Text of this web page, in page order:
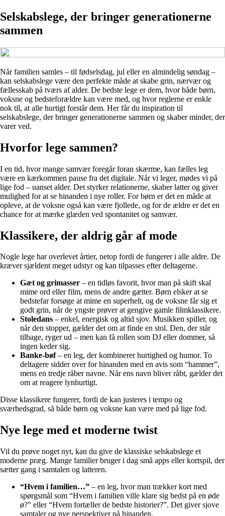
Selskabslege, der bringer generationerne
sammen
Når familien samles – til fødselsdag, jul eller en almindelig søndag –
kan selskabslege være den perfekte måde at skabe grin, nærvær og
fællesskab på tværs af alder. De bedste lege er dem, hvor både børn,
voksne og bedsteforældre kan være med, og hvor reglerne er enkle
nok til, at alle hurtigt forstår dem. Her får du inspiration til
selskabslege, der bringer generationerne sammen og skaber minder, der
varer ved.
Hvorfor lege sammen?
I en tid, hvor mange samvær foregår foran skærme, kan fælles leg
være en kærkommen pause fra det digitale. Når vi leger, mødes vi på
lige fod – uanset alder. Det styrker relationerne, skaber latter og giver
mulighed for at se hinanden i nye roller. For børn er det en måde at
opleve, at de voksne også kan være fjollede, og for de ældre er det en
chance for at mærke glæden ved spontanitet og samvær.
Klassikere, der aldrig går af mode
Nogle lege har overlevet årtier, netop fordi de fungerer i alle aldre. De
kræver sjældent meget udstyr og kan tilpasses efter deltagerne.
Gæt og grimasser – en tidløs favorit, hvor man på skift skal
mime ord eller film, mens de andre gætter. Børn elsker at se
bedstefar forsøge at mime en superhelt, og de voksne får sig et
godt grin, når de yngste prøver at gengive gamle filmklassikere.
Stoledans – enkel, energisk og altid sjov. Musikken spiller, og
når den stopper, gælder det om at finde en stol. Den, der står
tilbage, ryger ud – men kan få rollen som DJ eller dommer, så
ingen keder sig.
Banke-bøf– en leg, der kombinerer hurtighed og humor. To
deltagere sidder over for hinanden med en avis som “hammer”,
mens en tredje råber navne. Når ens navn bliver råbt, gælder det
om at reagere lynhurtigt.
Disse klassikere fungerer, fordi de kan justeres i tempo og
sværhedsgrad, så både børn og voksne kan være med på lige fod.
Nye lege med et moderne twist
Vil du prøve noget nyt, kan du give de klassiske selskabslege et
moderne præg. Mange familier bruger i dag små apps eller kortspil, der
sætter gang i samtalen og latteren.
“Hvem i familien…” – en leg, hvor man trækker kort med
spørgsmål som “Hvem i familien ville klare sig bedst på en øde
ø?” eller “Hvem fortæller de bedste historier?”. Det giver sjove
samtaler og nye perspektiver på hinanden.